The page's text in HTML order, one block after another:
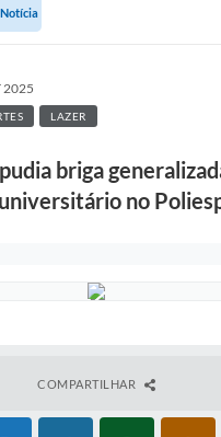
Notícia
2025
LAZER
briga
no
COMPARTILHAR